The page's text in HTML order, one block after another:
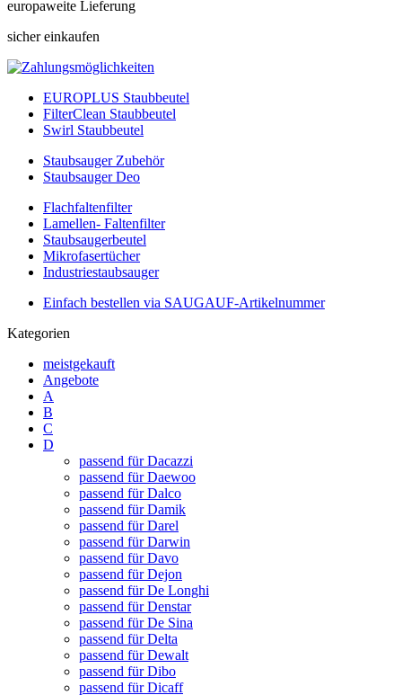
europaweite Lieferung
sicher einkaufen
EUROPLUS Staubbeutel
FilterClean Staubbeutel
Swirl Staubbeutel
Staubsauger Zubehör
Staubsauger Deo
Flachfaltenfilter
Lamellen- Faltenfilter
Staubsaugerbeutel
Mikrofasertücher
Industriestaubsauger
Einfach bestellen via SAUGAUF-Artikelnummer
Kategorien
meistgekauft
Angebote
A
B
C
D
passend für Dacazzi
passend für Daewoo
passend für Dalco
passend für Damik
passend für Darel
passend für Darwin
passend für Davo
passend für Dejon
passend für De Longhi
passend für Denstar
passend für De Sina
passend für Delta
passend für Dewalt
passend für Dibo
passend für Dicaff